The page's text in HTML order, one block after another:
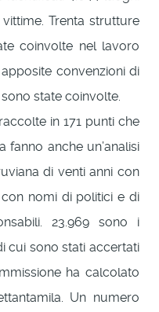
Trenta strutture
coinvolte nel lavoro
convenzioni di
state coinvolte.
in 171 punti che
anche un’analisi
di venti anni con
nomi di politici e di
23.969 sono i
cui sono stati accertati
ha calcolato
Un numero